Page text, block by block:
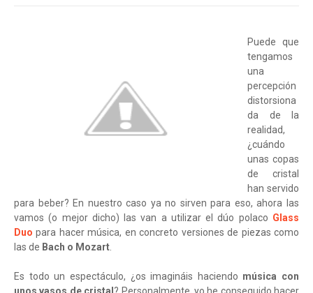
Puede que
tengamos
una
percepción
distorsiona
da de la
realidad,
¿cuándo
unas copas
de cristal
han servido
para beber? En nuestro caso ya no sirven para eso, ahora las
vamos (o mejor dicho) las van a utilizar el dúo polaco Glass
Duo para hacer música, en concreto versiones de piezas como
las de Bach o Mozart.
Es todo un espectáculo, ¿os imagináis haciendo música con